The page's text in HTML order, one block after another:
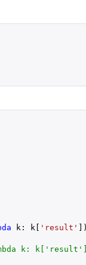
k: k[ 'result' ])
k: